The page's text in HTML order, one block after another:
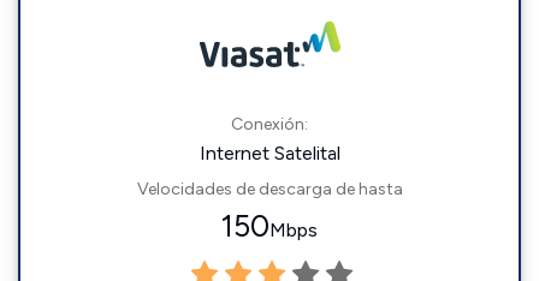
Conexión:
Internet Satelital
Velocidades de descarga de hasta
150Mbps